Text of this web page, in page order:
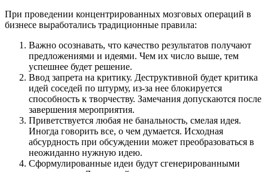
При проведении концентрированных мозговых операций в
бизнесе выработались традиционные правила:
Важно осознавать, что качество результатов получают
предложениями и идеями. Чем их число выше, тем
успешнее будет решение.
Ввод запрета на критику. Деструктивной будет критика
идей соседей по штурму, из-за нее блокируется
способность к творчеству. Замечания допускаются после
завершения мероприятия.
Приветствуется любая не банальность, смелая идея.
Иногда говорить все, о чем думается. Исходная
абсурдность при обсуждении может преобразоваться в
неожиданно нужную идею.
Сформулированные идеи будут сгенерированными